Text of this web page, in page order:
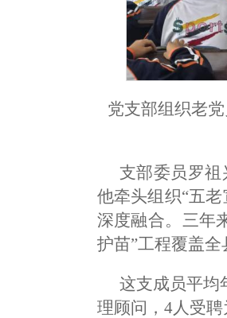
党支部组织老
支部委员罗
他牵头组织“五
深度融合。三年
护苗”工程覆盖
这支成员平均
理顾问，4人受